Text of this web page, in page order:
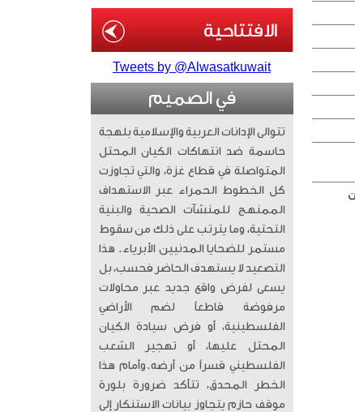
Tweets by @Alwasatkuwait
في الصميم
تتوالى الإدانات العربية والإسلامية بلهجة
حاسمة ضد انتهاكات الكيان المحتل
المتواصلة في قطاع غزة، والتي تجاوزت
كل الخطوط الحمراء عبر الاستهداف
الممنهج للمنشآت الصحية والبنية
التحتية، وما يترتب على ذلك من سقوط
مستمر للضحايا المدنيين الأبرياء. ​ هذا
التصعيد لا يستهدف الحاضر فحسب، بل
يسعى لفرض واقع جديد عبر محاولات
مرفوضة قاطعاً لضم الأراضي
الفلسطينية، أو فرض سيادة الكيان
المحتل عليها، أو تهجير الشعب
الفلسطيني قسراً من أرضه. ​وأمام هذا
الخطر المحدق، تتأكد ضرورة بلورة
موقف حازم يتجاوز بيانات الاستنكار إلى